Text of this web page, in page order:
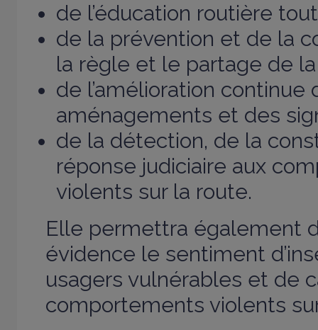
de l’éducation routière
de la prévention et de la
la règle et le partage de
de l’amélioration continue
aménagements et des
de la détection, de la
réponse judiciaire aux
violents sur la route.
Elle permettra également
évidence le sentiment
usagers vulnérables et de
comportements violents